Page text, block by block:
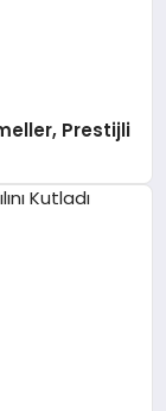
Prestijli